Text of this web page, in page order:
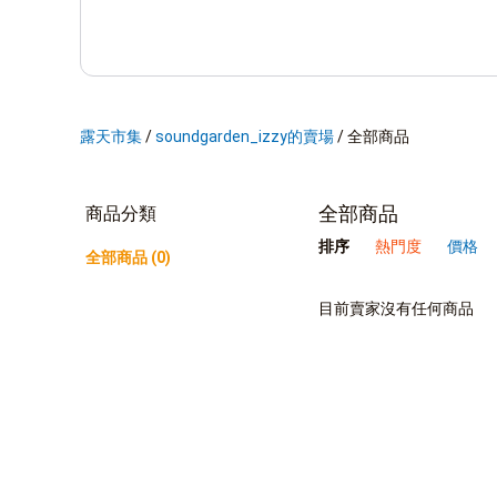
露天市集/soundgarden_izzy的賣場/全部商品
商品分類
全部商品 (0)
全部商品
排序 熱門度 價格
目前賣家沒有任何商品